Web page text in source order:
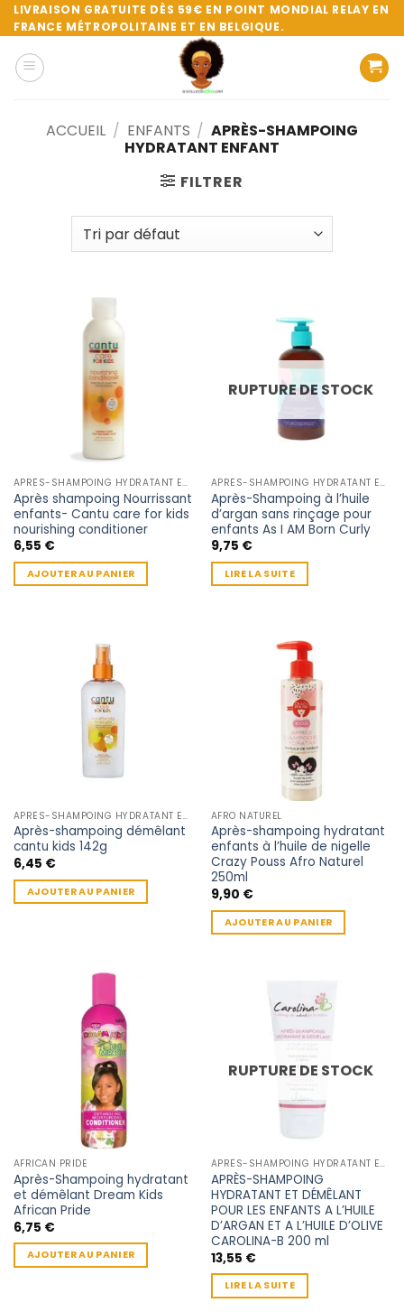
Passer
au
contenu
LIVRAISON GRATUITE DÈS 59€ EN POINT MONDIAL RELAY EN
FRANCE MÉTROPOLITAINE ET EN BELGIQUE.
ACCUEIL / ENFANTS / APRÈS-SHAMPOING
HYDRATANT ENFANT
FILTRER
APRÈS-SHAMPOING HYDRATANT ENFANT
Après shampoing Nourrissant
enfants- Cantu care for kids
nourishing conditioner
6,55 €
AJOUTER AU PANIER
RUPTURE DE STOCK
APRÈS-SHAMPOING HYDRATANT ENFANT
Après-Shampoing à l’huile
d’argan sans rinçage pour
enfants As I AM Born Curly
9,75 €
LIRE LA SUITE
APRÈS-SHAMPOING HYDRATANT ENFANT
Après-shampoing démêlant
cantu kids 142g
6,45 €
AJOUTER AU PANIER
AFRO NATUREL
Après-shampoing hydratant
enfants à l’huile de nigelle
Crazy Pouss Afro Naturel
250ml
9,90 €
AJOUTER AU PANIER
AFRICAN PRIDE
Après-Shampoing hydratant
et démêlant Dream Kids
African Pride
6,75 €
AJOUTER AU PANIER
RUPTURE DE STOCK
APRÈS-SHAMPOING HYDRATANT ENFANT
APRÈS-SHAMPOING
HYDRATANT ET DÉMÊLANT
POUR LES ENFANTS A L’HUILE
D’ARGAN ET A L’HUILE D’OLIVE
CAROLINA-B 200 ml
13,55 €
LIRE LA SUITE